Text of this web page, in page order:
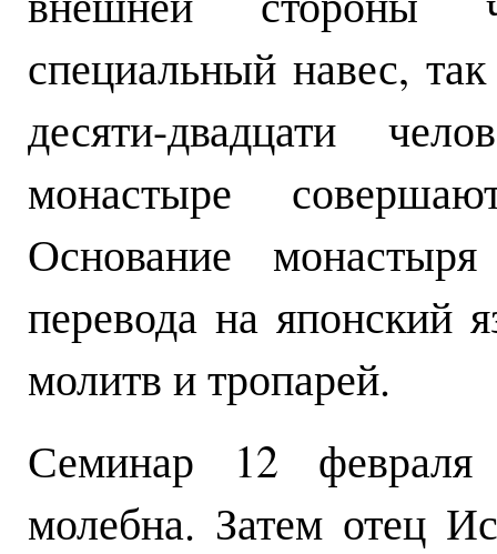
специальный навес,
десяти-двадцати
монастыре
Основание
перевода на японский
молитв и тропарей.
Семинар 12 февраля
молебна. Затем отец